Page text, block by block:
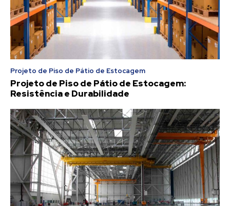
Projeto de Piso de Pátio de Estocagem
Projeto de Piso de Pátio de Estocagem:
Resistência e Durabilidade